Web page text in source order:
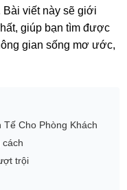
viết này sẽ giới
giúp bạn tìm được
gian sống mơ ước,
Cho Phòng Khách
trội